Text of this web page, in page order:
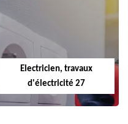
Electricien, travaux
d'électricité 27